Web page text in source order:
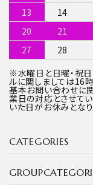
CATEGORIES
13
14
20
21
27
28
※水曜日と日曜・祝
ルに関しましては16
基本お問い合わせに
業日の対応とさせて
いた日がお休みとなり